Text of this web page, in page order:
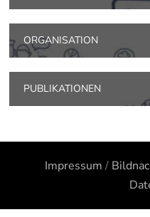
ORGANISATION
PUBLIKATIONEN
Impressum /